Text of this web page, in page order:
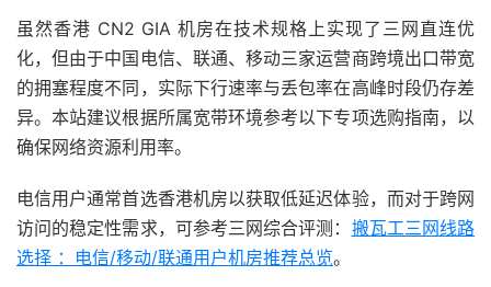
虽然香港 CN2 GIA 机房在技术规格上实现了三网直连优
化，但由于中国电信、联通、移动三家运营商跨境出口带宽
的拥塞程度不同，实际下行速率与丢包率在高峰时段仍存差
异。本站建议根据所属宽带环境参考以下专项选购指南，以
确保网络资源利用率。
电信用户通常首选香港机房以获取低延迟体验，而对于跨网
访问的稳定性需求，可参考三网综合评测： 搬瓦工三网线路
选择 ：电信/移动/联通用户机房推荐总览。